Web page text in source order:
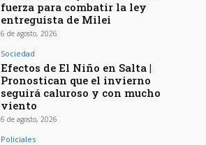
fuerza para combatir la ley
entreguista de Milei
6 de agosto, 2026
Sociedad
Efectos de El Niño en Salta |
Pronostican que el invierno
seguirá caluroso y con mucho
viento
6 de agosto, 2026
Policiales